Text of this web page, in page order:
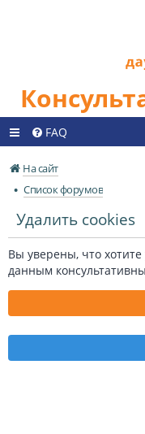
FAQ
На сайт
Список форумов
Удалить cookies
Вы уверены, что
данным